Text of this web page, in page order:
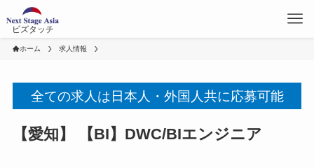
ビズタッチ
ホーム 求人情報
全ての求人は日本人・外国人共に応募可能
【愛知】 【BI】DWC/BIエンジニア